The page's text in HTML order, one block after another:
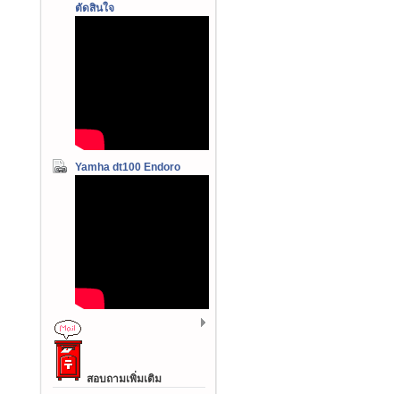
ตัดสินใจ
Yamha dt100 Endoro
สอบถามเพิ่มเติม